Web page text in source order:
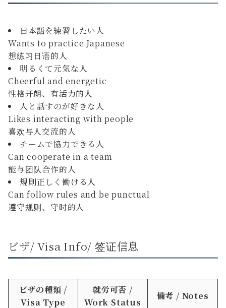
日本語を練習したい人
Wants to practice Japanese
想练习日语的人
明るくて元気な人
Cheerful and energetic
性格开朗、有活力的人
人と話すのが好きな人
Likes interacting with people
喜欢与人交流的人
チームで協力できる人
Can cooperate in a team
能与团队合作的人
規則正しく働ける人
Can follow rules and be punctual
遵守规则、守时的人
ビザ/ Visa Info/ 签证信息
ビザの種類 /
Visa Type
就労可否 /
Work Status
備考 / Notes